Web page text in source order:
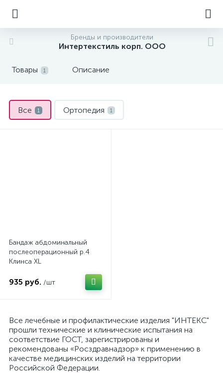
Бренды и производители
Интертекстиль корп. ООО
Товары 1 Описание
Все 1 Ортопедия 1
Бандаж абдоминальный
послеоперационный р.4
Клинса XL
935 руб. /шт
Все лечебные и профилактические изделия "ИНТЕКС"
прошли технические и клинические испытания на
соответствие ГОСТ, зарегистрированы и
рекомендованы «Росздравнадзор» к применению в
качестве медицинских изделий на территории
Российской Федерации.